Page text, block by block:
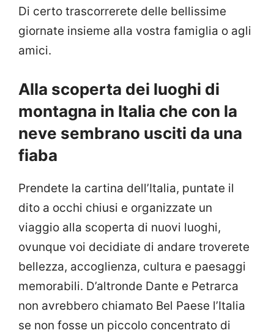
Di certo trascorrerete delle bellissime
giornate insieme alla vostra famiglia o agli
amici.
Alla scoperta dei luoghi di
montagna in Italia che con la
neve sembrano usciti da una
fiaba
Prendete la cartina dell’Italia, puntate il
dito a occhi chiusi e organizzate un
viaggio alla scoperta di nuovi luoghi,
ovunque voi decidiate di andare troverete
bellezza, accoglienza, cultura e paesaggi
memorabili. D’altronde Dante e Petrarca
non avrebbero chiamato Bel Paese l’Italia
se non fosse un piccolo concentrato di